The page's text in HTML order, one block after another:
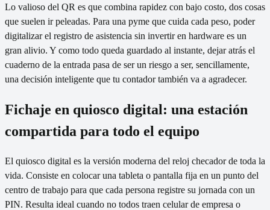
Lo valioso del QR es que combina rapidez con bajo costo, dos cosas
que suelen ir peleadas. Para una pyme que cuida cada peso, poder
digitalizar el registro de asistencia sin invertir en hardware es un
gran alivio. Y como todo queda guardado al instante, dejar atrás el
cuaderno de la entrada pasa de ser un riesgo a ser, sencillamente,
una decisión inteligente que tu contador también va a agradecer.
Fichaje en quiosco digital: una estación
compartida para todo el equipo
El quiosco digital es la versión moderna del reloj checador de toda la
vida. Consiste en colocar una tableta o pantalla fija en un punto del
centro de trabajo para que cada persona registre su jornada con un
PIN. Resulta ideal cuando no todos traen celular de empresa o